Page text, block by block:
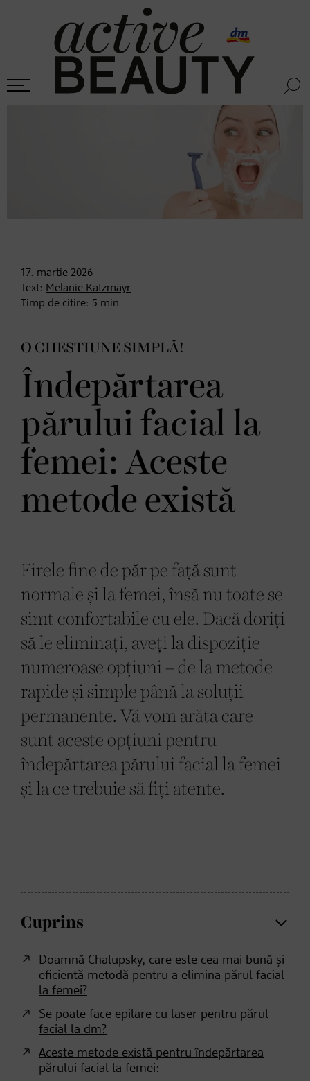
17. martie 2026
Text: Melanie Katzmayr
Timp de citire: 5 min
O CHESTIUNE SIMPLĂ!
Îndepărtarea
părului facial la
femei: Aceste
metode există
Firele fine de păr pe față sunt
normale și la femei, însă nu toate se
simt confortabile cu ele. Dacă doriți
să le eliminați, aveți la dispoziție
numeroase opțiuni – de la metode
rapide și simple până la soluții
permanente. Vă vom arăta care
sunt aceste opțiuni pentru
îndepărtarea părului facial la femei
și la ce trebuie să fiți atente.
Cuprins
Doamnă Chalupsky, care este cea mai bună și
eficientă metodă pentru a elimina părul facial
la femei?
Se poate face epilare cu laser pentru părul
facial la dm?
Aceste metode există pentru îndepărtarea
părului facial la femei: